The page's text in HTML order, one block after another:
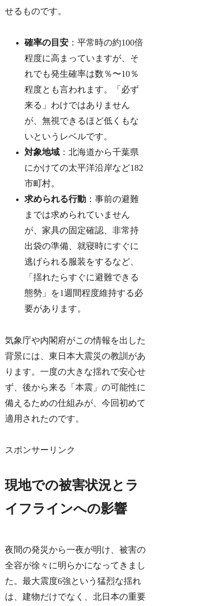
せるものです。
確率の目安 ：平常時の約100倍
程度に高まっていますが、そ
れでも発生確率は数％〜10％
程度とも言われます。「必ず
来る」わけではありません
が、無視できるほど低くもな
いというレベルです。
対象地域 ：北海道から千葉県
にかけての太平洋沿岸など182
市町村。
求められる行動 ：事前の避難
までは求められていません
が、家具の固定確認、非常持
出袋の準備、就寝時にすぐに
逃げられる服装をするなど、
「揺れたらすぐに避難できる
態勢」を1週間程度維持する必
要があります。
気象庁や内閣府がこの情報を出した
背景には、東日本大震災の教訓があ
ります。一度の大きな揺れで安心せ
ず、後から来る「本震」の可能性に
備えるための仕組みが、今回初めて
適用されたのです。
スポンサーリンク
現地での被害状況とラ
イフラインへの影響
夜間の発災から一夜が明け、被害の
全容が徐々に明らかになってきまし
た。最大震度6強という猛烈な揺れ
は、建物だけでなく、北日本の重要